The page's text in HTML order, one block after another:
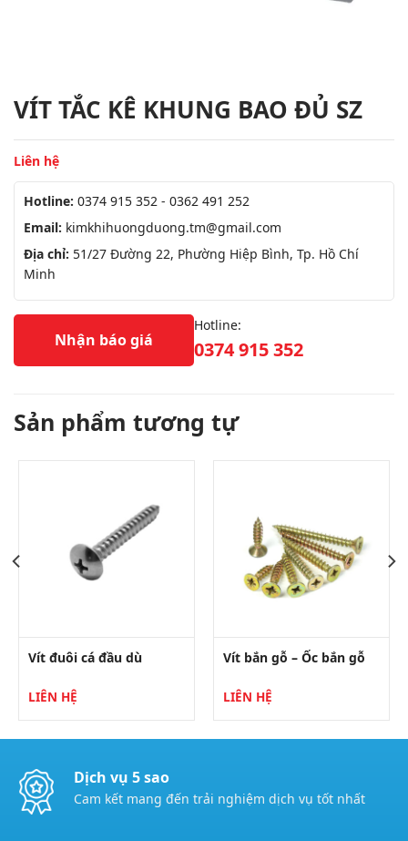
VÍT TẮC KÊ KHUNG BAO ĐỦ SZ
Liên hệ
Hotline: 0374 915 352 - 0362 491 252
Email: kimkhihuongduong.tm@gmail.com
Địa chỉ: 51/27 Đường 22, Phường Hiệp Bình, Tp. Hồ Chí
Minh
Nhận báo giá
Hotline:
0374 915 352
Sản phẩm tương tự
Vít đuôi cá đầu dù
LIÊN HỆ
Vít bắn gỗ – Ốc bắn gỗ
LIÊN HỆ
Dịch vụ 5 sao
Cam kết mang đến trải nghiệm dịch vụ tốt nhất